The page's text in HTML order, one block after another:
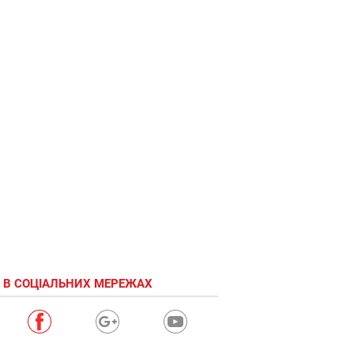
СОЦІАЛЬНИХ МЕРЕЖАХ